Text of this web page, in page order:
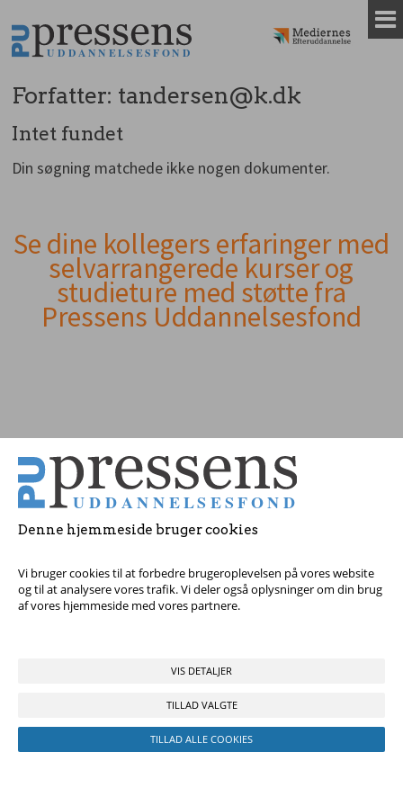
Denne hjemmeside bruger cookies
Vi bruger cookies til at forbedre brugeroplevelsen på vores website
og til at analysere vores trafik. Vi deler også oplysninger om din brug
af vores hjemmeside med vores partnere.
VIS DETALJER
TILLAD VALGTE
TILLAD ALLE COOKIES
til
indhold
Forfatter: tandersen@k.dk
Intet fundet
Din søgning matchede ikke nogen dokumenter.
Andet
indhold
Se dine kollegers erfaringer med
selvarrangerede kurser og
studieture med støtte fra
Pressens Uddannelsesfond
Tag fat i os med dine spørgsmål!
© 2017 Pressens Uddannelsesfond, Rådhuspladsen 16, 4. sal, 1550